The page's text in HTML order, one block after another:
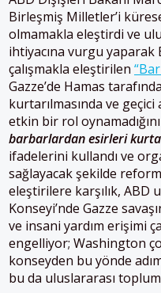
Birleşmiş Milletler’i
olmamakla eleştirdi ve
ihtiyacına vurgu yaparak
çalışmakla eleştirilen
Gazze’de Hamas
kurtarılmasında ve
etkin bir rol
barbarlardan esirleri
ifadelerini kullandı ve
sağlayacak şekilde
eleştirilere karşılık, ABD
Konseyi’nde Gazze
ve insani yardım erişimi
engelliyor; Washington
konseyden bu yönde
bu da uluslararası